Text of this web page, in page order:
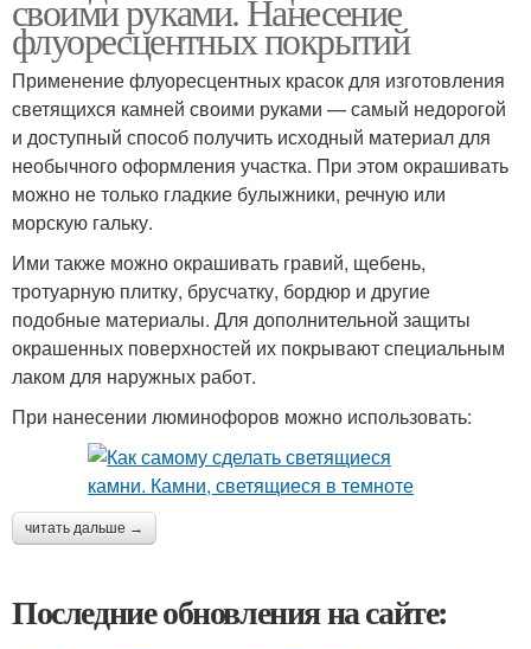
своими руками. Нанесение
флуоресцентных покрытий
Применение флуоресцентных красок для изготовления
светящихся камней своими руками — самый недорогой
и доступный способ получить исходный материал для
необычного оформления участка. При этом окрашивать
можно не только гладкие булыжники, речную или
морскую гальку.
Ими также можно окрашивать гравий, щебень,
тротуарную плитку, брусчатку, бордюр и другие
подобные материалы. Для дополнительной защиты
окрашенных поверхностей их покрывают специальным
лаком для наружных работ.
При нанесении люминофоров можно использовать:
читать дальше →
Последние обновления на сайте: